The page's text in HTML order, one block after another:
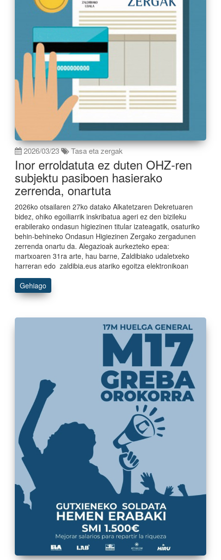
2026/03/23 Tasa eta zergak
Inor erroldatuta ez duten OHZ-ren
subjektu pasiboen hasierako
zerrenda, onartuta
2026ko otsailaren 27ko datako Alkatetzaren Dekretuaren
bidez, ohiko egoiliarrik inskribatua ageri ez den bizileku
erabilerako ondasun higiezinen titular izateagatik, osaturiko
behin-behineko Ondasun Higiezinen Zergako zergadunen
zerrenda onartu da. Alegazioak aurkezteko epea:
martxoaren 31ra arte, hau barne, Zaldibiako udaletxeko
harreran edo zaldibia.eus atariko egoitza elektronikoan
Gehiago